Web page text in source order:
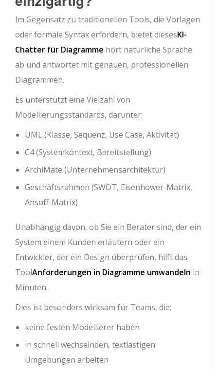
Im Gegensatz zu traditionellen Tools, die Vorlagen
oder formale Syntax erfordern, bietet diesesKI-
Chatter für Diagramme hört natürliche Sprache
ab und antwortet mit genauen, professionellen
Diagrammen.
Es unterstützt eine Vielzahl von
Modellierungsstandards, darunter:
UML (Klasse, Sequenz, Use Case, Aktivität)
C4 (Systemkontext, Bereitstellung)
ArchiMate (Unternehmensarchitektur)
Geschäftsrahmen (SWOT, Eisenhower-Matrix,
Ansoff-Matrix)
Unabhängig davon, ob Sie ein Berater sind, der ein
System einem Kunden erläutern oder ein
Entwickler, der ein Design überprüfen, hilft das
ToolAnforderungen in Diagramme umwandeln in
Minuten.
Dies ist besonders wirksam für Teams, die:
keine festen Modellierer haben
in schnell wechselnden, textlastigen
Umgebungen arbeiten